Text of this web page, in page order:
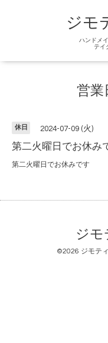
ジモ
ハンドメ
テイ
営業
休日 2024-07-09 (火)
第二火曜日でお休み
第二火曜日でお休みです
ジモ
©2026 ジモテ